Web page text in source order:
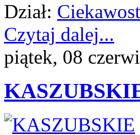
Dział:
Czytaj dalej...
piątek, 08